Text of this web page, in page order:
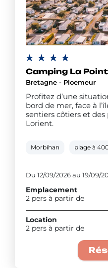
Camping La
Bretagne - Ploemeur
Profitez d’une
bord de mer, face à
sentiers côtiers et des
Lorient.
Morbihan plage à
Du 12/09/2026 au 19/09/
Emplacement
2 pers à partir de
Location
2 pers à partir de